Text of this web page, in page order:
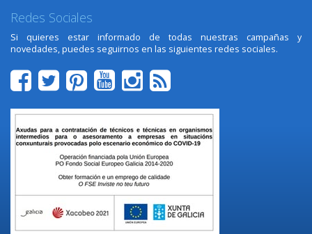
Redes Sociales
Si quieres estar informado de todas nuestras campañas y
novedades, puedes seguirnos en las siguientes redes sociales.